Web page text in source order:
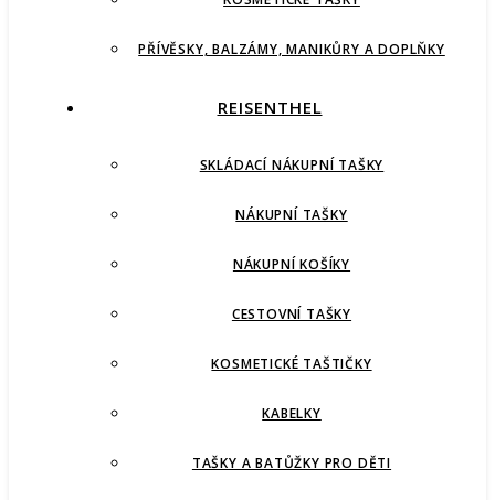
PŘÍVĚSKY, BALZÁMY, MANIKŮRY A DOPLŇKY
REISENTHEL
SKLÁDACÍ NÁKUPNÍ TAŠKY
NÁKUPNÍ TAŠKY
NÁKUPNÍ KOŠÍKY
CESTOVNÍ TAŠKY
KOSMETICKÉ TAŠTIČKY
KABELKY
TAŠKY A BATŮŽKY PRO DĚTI